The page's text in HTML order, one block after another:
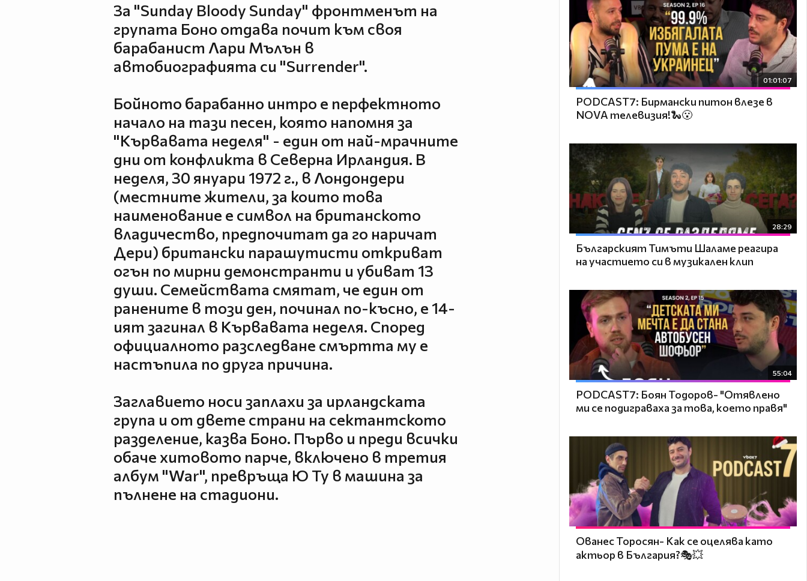
За "Sunday Bloody Sunday" фронтменът на
групата Боно отдава почит към своя
барабанист Лари Мълън в
автобиографията си "Surrender".
Бойното барабанно интро е перфектното
начало на тази песен, която напомня за
"Кървавата неделя" - един от най-мрачните
дни от конфликта в Северна Ирландия. В
неделя, 30 януари 1972 г., в Лондондери
(местните жители, за които това
наименование е символ на британското
владичество, предпочитат да го наричат
Дери) британски парашутисти откриват
огън по мирни демонстранти и убиват 13
души. Семействата смятат, че един от
ранените в този ден, починал по-късно, е 14-
ият загинал в Кървавата неделя. Според
официалното разследване смъртта му е
настъпила по друга причина.
Заглавието носи заплахи за ирландската
група и от двете страни на сектантското
разделение, казва Боно. Първо и преди всички
обаче хитовото парче, включено в третия
албум "War", превръща Ю Ту в машина за
пълнене на стадиони.
01:01:07
PODCAST7: Бирмански питон влезе в
NOVA телевизия!🐍😮
28:29
Българският Тимъти Шаламе реагира
на участието си в музикален клип
55:04
PODCAST7: ‪Боян Тодоров- "Отявлено
ми се подиграваха за това, което правя"
Ованес Торосян- Как се оцелява като
актьор в България?🎭💥